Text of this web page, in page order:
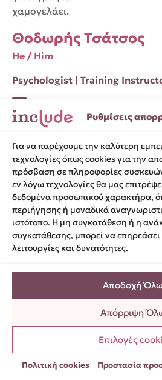
Ρυθμίσεις
Για να παρέχουμε την καλύτερη
τεχνολογίες όπως cookies για την
πρόσβαση σε πληροφορίες
εν λόγω τεχνολογίες θα μας
δεδομένα προσωπικού χαρακτήρα,
περιήγησης ή μοναδικά
ιστότοπο. Η μη συγκατάθεση ή η
συγκατάθεσης, μπορεί να
λειτουργίες και δυνατότητες.
Αποδοχή
Απόρριψη
Επιλογές
Πολιτική cookies Προστασία
Θοδωρής Τσάτσος
He / Him
Psychologist | Training
Ο Θοδωρής Τσάτσος γεννήθηκε
και είναι εκ γενετής τυφλός.
Εθνικό και Καποδιστριακό
και Ψυχολογία στο Πάντειο…
Διαβάστε περισσότερα
Στέλλα Σαλιάρη
Feminist Researcher & Social
Stella Saliari